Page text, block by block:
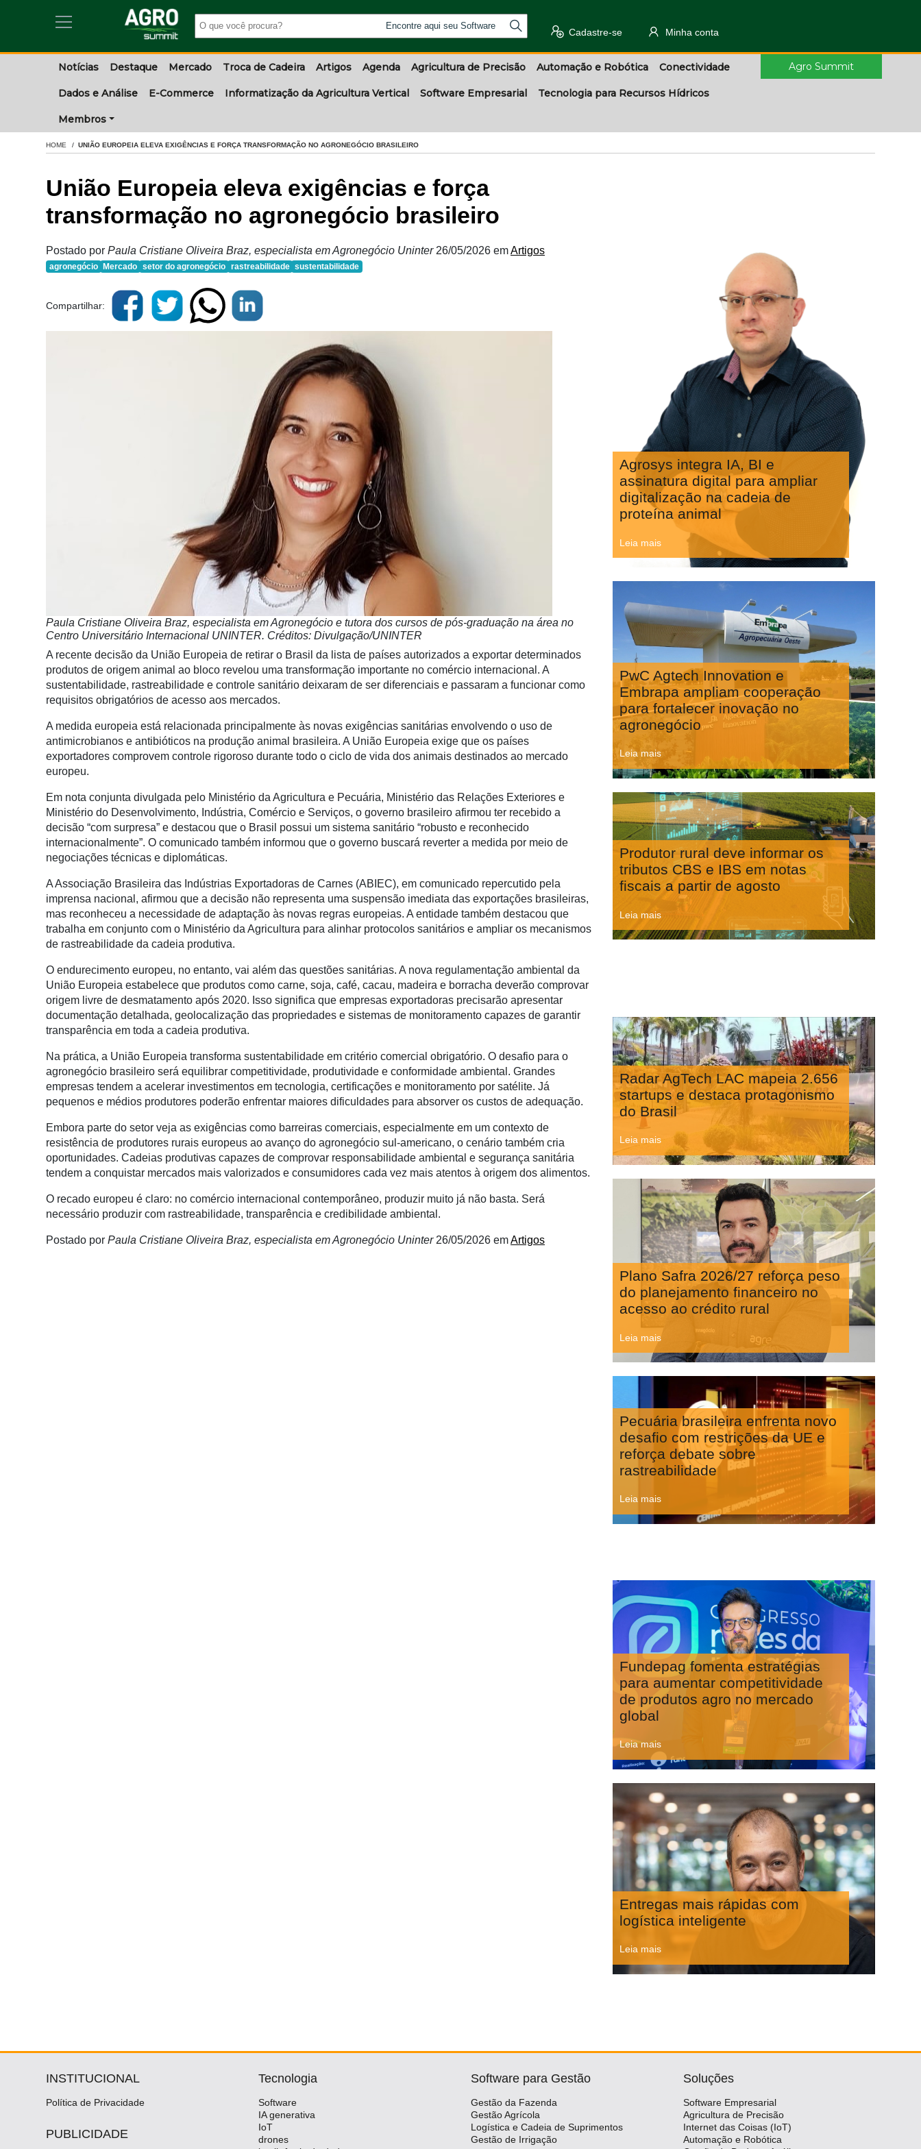
Destaque
Mercado
Agricultura
Precisão
Robótica
Conectividade
Commerce
Informatização
Agricultura
Software
Empresarial
Tecnologia
Recursos
Membros
Encontre aqui seu Software
Cadastre-se Minha conta
Notícias Destaque Mercado Troca de Cadeira Artigos Agenda Agricultura de Precisão Automação e Robótica Conectividade
Dados e Análise E-Commerce Informatização da Agricultura Vertical Software Empresarial Tecnologia para Recursos Hídricos
Membros
Agro Summit
HOME UNIÃO EUROPEIA ELEVA EXIGÊNCIAS E FORÇA TRANSFORMAÇÃO NO AGRONEGÓCIO BRASILEIRO
União Europeia eleva exigências e força
transformação no agronegócio brasileiro
Postado por Paula Cristiane Oliveira Braz, especialista em Agronegócio Uninter 26/05/2026 emArtigos
agronegócio Mercado setor do agronegócio rastreabilidade sustentabilidade
Compartilhar:
Paula Cristiane Oliveira Braz, especialista em Agronegócio e tutora dos cursos de pós-graduação na área no
Centro Universitário Internacional UNINTER. Créditos: Divulgação/UNINTER
A recente decisão da União Europeia de retirar o Brasil da lista de países autorizados a exportar determinados
produtos de origem animal ao bloco revelou uma transformação importante no comércio internacional. A
sustentabilidade, rastreabilidade e controle sanitário deixaram de ser diferenciais e passaram a funcionar como
requisitos obrigatórios de acesso aos mercados.
A medida europeia está relacionada principalmente às novas exigências sanitárias envolvendo o uso de
antimicrobianos e antibióticos na produção animal brasileira. A União Europeia exige que os países
exportadores comprovem controle rigoroso durante todo o ciclo de vida dos animais destinados ao mercado
europeu.
Em nota conjunta divulgada pelo Ministério da Agricultura e Pecuária, Ministério das Relações Exteriores e
Ministério do Desenvolvimento, Indústria, Comércio e Serviços, o governo brasileiro afirmou ter recebido a
decisão “com surpresa” e destacou que o Brasil possui um sistema sanitário “robusto e reconhecido
internacionalmente”. O comunicado também informou que o governo buscará reverter a medida por meio de
negociações técnicas e diplomáticas.
A Associação Brasileira das Indústrias Exportadoras de Carnes (ABIEC), em comunicado repercutido pela
imprensa nacional, afirmou que a decisão não representa uma suspensão imediata das exportações brasileiras,
mas reconheceu a necessidade de adaptação às novas regras europeias. A entidade também destacou que
trabalha em conjunto com o Ministério da Agricultura para alinhar protocolos sanitários e ampliar os mecanismos
de rastreabilidade da cadeia produtiva.
O endurecimento europeu, no entanto, vai além das questões sanitárias. A nova regulamentação ambiental da
União Europeia estabelece que produtos como carne, soja, café, cacau, madeira e borracha deverão comprovar
origem livre de desmatamento após 2020. Isso significa que empresas exportadoras precisarão apresentar
documentação detalhada, geolocalização das propriedades e sistemas de monitoramento capazes de garantir
transparência em toda a cadeia produtiva.
Na prática, a União Europeia transforma sustentabilidade em critério comercial obrigatório. O desafio para o
agronegócio brasileiro será equilibrar competitividade, produtividade e conformidade ambiental. Grandes
empresas tendem a acelerar investimentos em tecnologia, certificações e monitoramento por satélite. Já
pequenos e médios produtores poderão enfrentar maiores dificuldades para absorver os custos de adequação.
Embora parte do setor veja as exigências como barreiras comerciais, especialmente em um contexto de
resistência de produtores rurais europeus ao avanço do agronegócio sul-americano, o cenário também cria
oportunidades. Cadeias produtivas capazes de comprovar responsabilidade ambiental e segurança sanitária
tendem a conquistar mercados mais valorizados e consumidores cada vez mais atentos à origem dos alimentos.
O recado europeu é claro: no comércio internacional contemporâneo, produzir muito já não basta. Será
necessário produzir com rastreabilidade, transparência e credibilidade ambiental.
Postado por Paula Cristiane Oliveira Braz, especialista em Agronegócio Uninter 26/05/2026 emArtigos
Agrosys integra IA, BI e
assinatura digital para ampliar
digitalização na cadeia de
proteína animal
Leia mais
PwC Agtech Innovation e
Embrapa ampliam cooperação
para fortalecer inovação no
agronegócio
Leia mais
Produtor rural deve informar os
tributos CBS e IBS em notas
fiscais a partir de agosto
Leia mais
Radar AgTech LAC mapeia 2.656
startups e destaca protagonismo
do Brasil
Leia mais
Plano Safra 2026/27 reforça peso
do planejamento financeiro no
acesso ao crédito rural
Leia mais
Pecuária brasileira enfrenta novo
desafio com restrições da UE e
reforça debate sobre
rastreabilidade
Leia mais
Fundepag fomenta estratégias
para aumentar competitividade
de produtos agro no mercado
global
Leia mais
Entregas mais rápidas com
logística inteligente
Leia mais
INSTITUCIONAL
Política de Privacidade
PUBLICIDADE
Tecnologia
Software
IA generativa
IoT
drones
Software para Gestão
Gestão da Fazenda
Gestão Agrícola
Logística e Cadeia de Suprimentos
Gestão de Irrigação
Soluções
Software Empresarial
Agricultura de Precisão
Internet das Coisas (IoT)
Automação e Robótica